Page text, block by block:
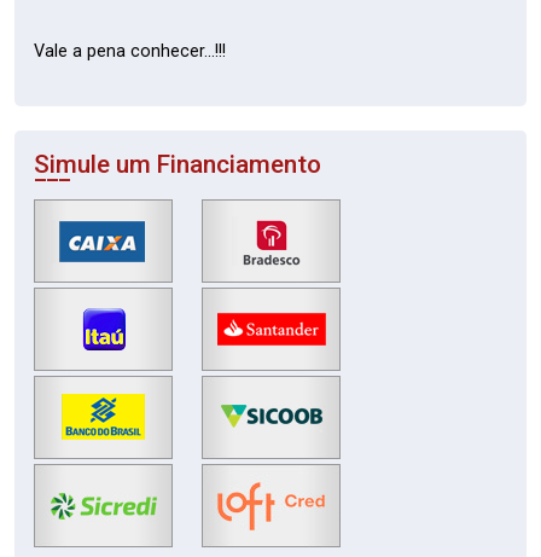
Vale a pena conhecer...!!!
Simule um Financiamento